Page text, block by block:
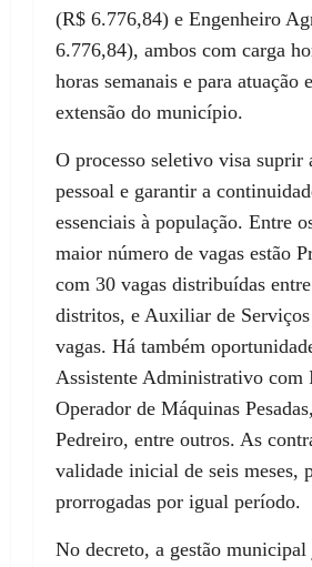
(R$ 6.776,84) e Engenheiro
6.776,84), ambos com carga
horas semanais e para atuação
extensão do município.
O processo seletivo visa suprir
pessoal e garantir a
essenciais à população. Entre
maior número de vagas estão
com 30 vagas distribuídas
distritos, e Auxiliar de
vagas. Há também
Assistente Administrativo com
Operador de Máquinas
Pedreiro, entre outros. As
validade inicial de seis meses,
prorrogadas por igual período.
No decreto, a gestão